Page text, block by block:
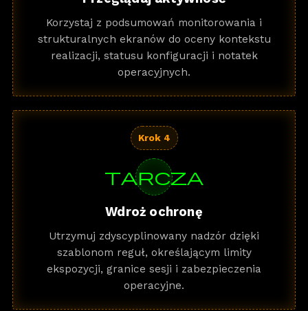
Korzystaj z podsumowań monitorowania i
strukturalnych ekranów do oceny kontekstu
realizacji, statusu konfiguracji i notatek
operacyjnych.
Krok 4
tarcza
Wdroż ochronę
Utrzymuj zdyscyplinowany nadzór dzięki
szablonom reguł, określającym limity
ekspozycji, granice sesji i zabezpieczenia
operacyjne.